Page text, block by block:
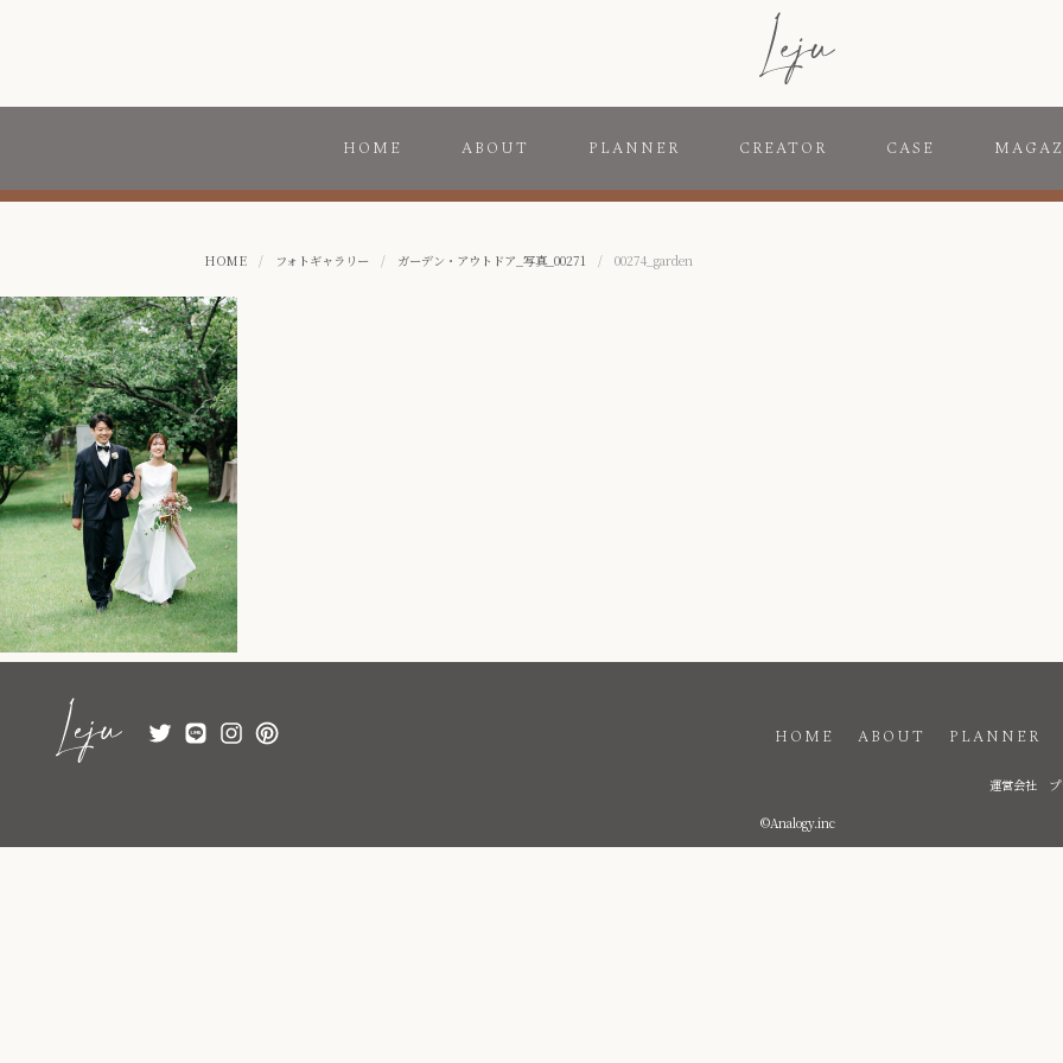
HOME ABOUT PLANNER CREATOR CASE
HOME / フォトギャラリー / ガーデン・アウトドア_写真_00271 / 00274_garden
HOME ABOUT PLANNER
運営会社
©Analogy.inc